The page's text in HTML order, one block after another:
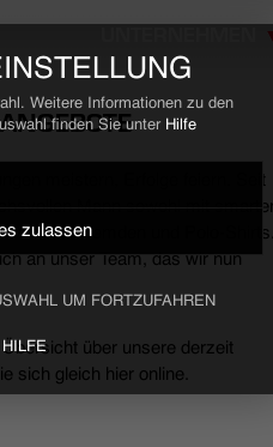
Weitere Informationen zu den
finden Sie unter Hilfe
zulassen
UM FORTZUFAHREN
HILFE
meistern, Erfolge feiern. Seit
Mann sowohl mit
Casual-Hemden und Polo-
an unser Team, das wir nun
über unsere derzeit
sich gleich hier online.